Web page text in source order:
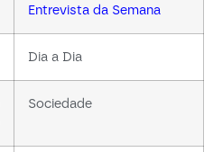
Entrevista da Semana
Dia a Dia
Sociedade